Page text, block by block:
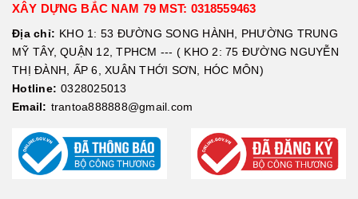
XÂY DỰNG BẮC NAM 79 MST: 0318559463
Địa chỉ: KHO 1: 53 ĐƯỜNG SONG HÀNH, PHƯỜNG TRUNG
MỸ TÂY, QUẬN 12, TPHCM --- ( KHO 2: 75 ĐƯỜNG NGUYỄN
THỊ ĐÀNH, ẤP 6, XUÂN THỚI SƠN, HÓC MÔN)
Hotline: 0328025013
Email: trantoa888888@gmail.com